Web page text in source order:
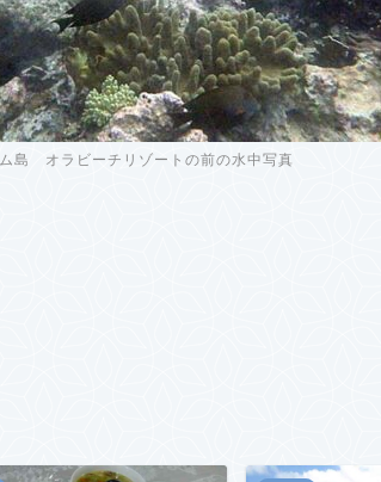
島 オラビーチリゾートの前の水中写真